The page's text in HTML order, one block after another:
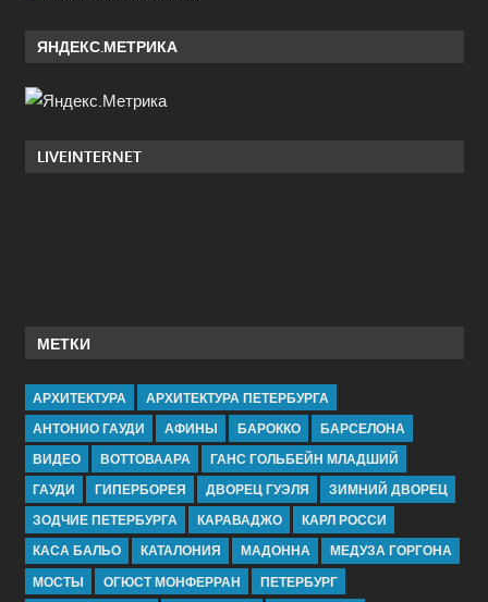
ЯНДЕКС.МЕТРИКА
LIVEINTERNET
МЕТКИ
АРХИТЕКТУРА
АРХИТЕКТУРА ПЕТЕРБУРГА
АНТОНИО ГАУДИ
АФИНЫ БАРОККО
БАРСЕЛОНА
ВИДЕО
ВОТТОВААРА
ГАНС ГОЛЬБЕЙН МЛАДШИЙ
ГАУДИ
ГИПЕРБОРЕЯ ДВОРЕЦ ГУЭЛЯ
ЗИМНИЙ ДВОРЕЦ
ЗОДЧИЕ ПЕТЕРБУРГА
КАРАВАДЖО
КАРЛ РОССИ
КАСА БАЛЬО
КАТАЛОНИЯ МАДОННА
МЕДУЗА ГОРГОНА
МОСТЫ
ОГЮСТ МОНФЕРРАН ПЕТЕРБУРГ